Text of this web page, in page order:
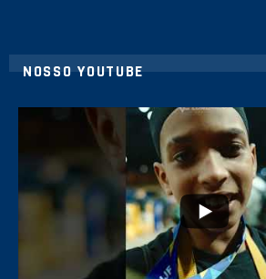
NOSSO YOUTUBE